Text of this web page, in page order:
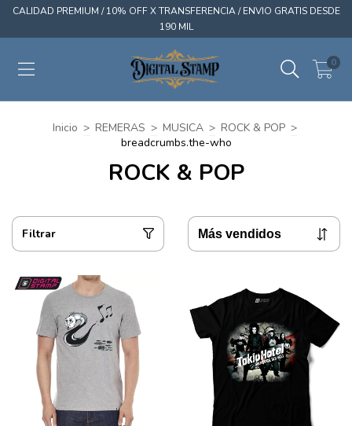
CALIDAD PREMIUM / 10% OFF X TRANSFERENCIA / ENVIO GRATIS DESDE
190 MIL
0
Inicio > REMERAS > MUSICA > ROCK & POP >
breadcrumbs.the-who
ROCK & POP
Filtrar